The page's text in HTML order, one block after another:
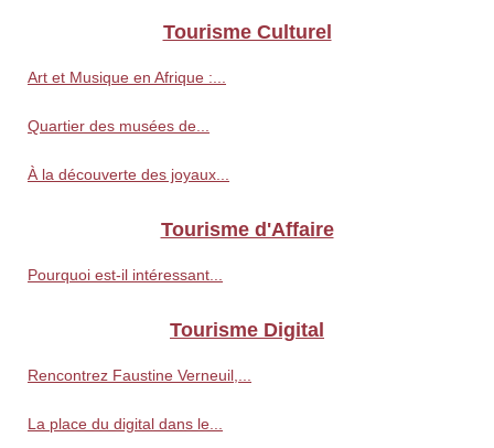
Tourisme Culturel
Art et Musique en Afrique :...
Quartier des musées de...
À la découverte des joyaux...
Tourisme d'Affaire
Pourquoi est-il intéressant...
Tourisme Digital
Rencontrez Faustine Verneuil,...
La place du digital dans le...